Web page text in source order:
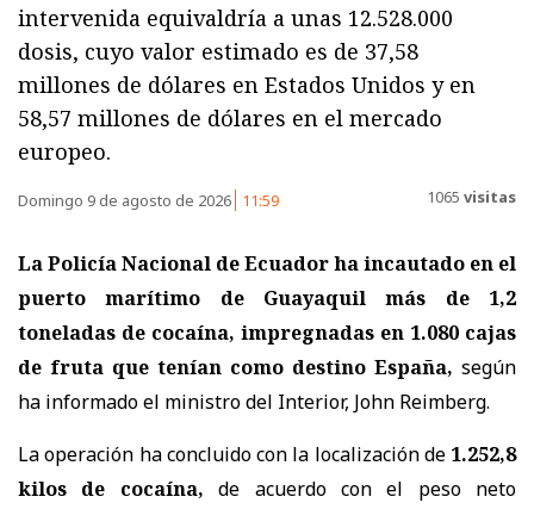
intervenida equivaldría a unas 12.528.000
dosis, cuyo valor estimado es de 37,58
millones de dólares en Estados Unidos y en
58,57 millones de dólares en el mercado
europeo.
Domingo 9 de agosto de 2026 11:59 1065 visitas
La Policía Nacional de Ecuador ha incautado en el
puerto marítimo de Guayaquil más de 1,2
toneladas de cocaína, impregnadas en 1.080 cajas
de fruta que tenían como destino España, según
ha informado el ministro del Interior, John Reimberg.
La operación ha concluido con la localización de 1.252,8
kilos de cocaína, de acuerdo con el peso neto